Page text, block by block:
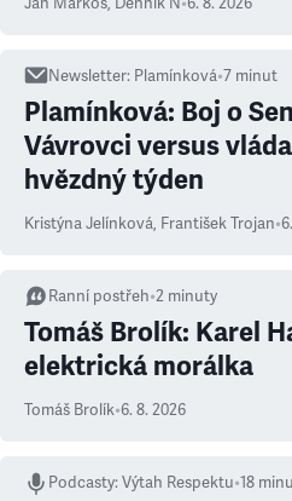
Newsletter: Plamínková•7 minut
Plamínková: Boj o
Vávrovci versus
hvězdný týden
Kristýna Jelínková, František Trojan•
Ranní postřeh•2 minuty
Tomáš Brolík: Karel
elektrická morálka
Tomáš Brolík•6. 8. 2026
Podcasty:Výtah Respektu•18